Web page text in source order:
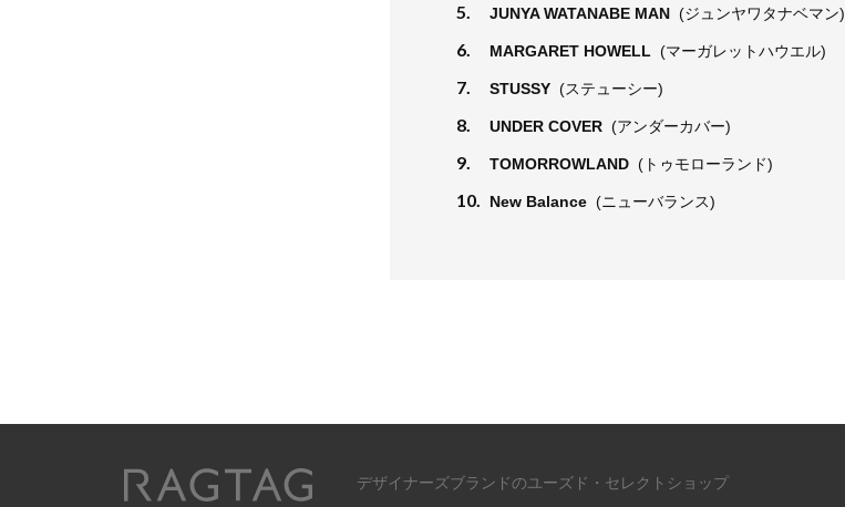
5. JUNYA WATANABE MAN (ジュンヤワタナベマン)
6. MARGARET HOWELL (マーガレットハウエル)
7. STUSSY (ステューシー)
8. UNDER COVER (アンダーカバー)
9. TOMORROWLAND (トゥモローランド)
10. New Balance (ニューバランス)
デザイナーズブランドのユーズド・セレクトショップ